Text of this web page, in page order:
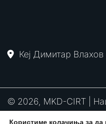
Кеј Димитар Влахов
© 2026, MKD-CIRT |
одговор на